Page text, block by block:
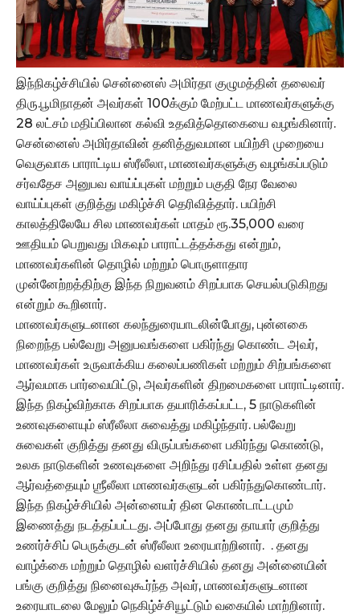
இந்நிகழ்ச்சியில் சென்னைஸ் அமிர்தா குழுமத்தின் தலைவர்
திரு.பூமிநாதன் அவர்கள் 100க்கும் மேற்பட்ட மாணவர்களுக்கு
28 லட்சம் மதிப்பிலான கல்வி உதவித்தொகையை வழங்கினார்.
சென்னைஸ் அமிர்தாவின் தனித்துவமான பயிற்சி முறையை
வெகுவாக பாராட்டிய ஸ்ரீலீலா, மாணவர்களுக்கு வழங்கப்படும்
சர்வதேச அனுபவ வாய்ப்புகள் மற்றும் பகுதி நேர வேலை
வாய்ப்புகள் குறித்து மகிழ்ச்சி தெரிவித்தார். பயிற்சி
காலத்திலேயே சில மாணவர்கள் மாதம் ரூ.35,000 வரை
ஊதியம் பெறுவது மிகவும் பாராட்டத்தக்கது என்றும்,
மாணவர்களின் தொழில் மற்றும் பொருளாதார
முன்னேற்றத்திற்கு இந்த நிறுவனம் சிறப்பாக செயல்படுகிறது
என்றும் கூறினார்.
மாணவர்களுடனான கலந்துரையாடலின்போது, புன்னகை
நிறைந்த பல்வேறு அனுபவங்களை பகிர்ந்து கொண்ட அவர்,
மாணவர்கள் உருவாக்கிய கலைப்பணிகள் மற்றும் சிற்பங்களை
ஆர்வமாக பார்வையிட்டு, அவர்களின் திறமைகளை பாராட்டினார்.
இந்த நிகழ்விற்காக சிறப்பாக தயாரிக்கப்பட்ட, 5 நாடுகளின்
உணவுகளையும் ஸ்ரீலீலா சுவைத்து மகிழ்ந்தார். பல்வேறு
சுவைகள் குறித்து தனது விருப்பங்களை பகிர்ந்து கொண்டு,
உலக நாடுகளின் உணவுகளை அறிந்து ரசிப்பதில் உள்ள தனது
ஆர்வத்தையும் ஶ்ரீலீலா மாணவர்களுடன் பகிர்ந்துகொண்டார்.
இந்த நிகழ்ச்சியில் அன்னையர் தின கொண்டாட்டமும்
இணைத்து நடத்தப்பட்டது. அப்போது தனது தாயார் குறித்து
உணர்ச்சிப் பெருக்குடன் ஸ்ரீலீலா உரையாற்றினார். . தனது
வாழ்க்கை மற்றும் தொழில் வளர்ச்சியில் தனது அன்னையின்
பங்கு குறித்து நினைவுகூர்ந்த அவர், மாணவர்களுடனான
உரையாடலை மேலும் நெகிழ்ச்சியூட்டும் வகையில் மாற்றினார்.